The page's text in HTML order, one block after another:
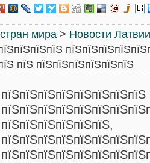
мира > Новости Латвии
пїЅ пїЅпїЅпїЅпїЅпїЅпїЅ
пїЅпїЅпїЅпїЅпїЅпїЅпїЅпїЅ
пїЅпїЅпїЅпїЅпїЅпїЅ,